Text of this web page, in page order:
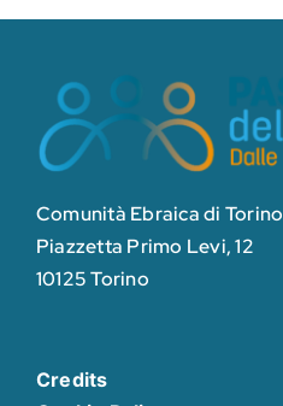
Comunità Ebraica di Torino
Piazzetta Primo Levi, 12
10125 Torino
Credits